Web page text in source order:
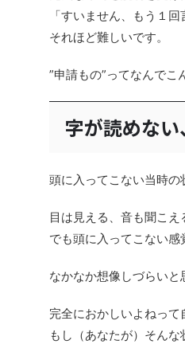
「すいません、もう１
それほど難しいです。
”申請もの”ってなんでこ
字が読めない
頭に入ってこない当時の
目は見える、音も聞こえ
でも頭に入ってこない感
なかなか想像しづらいと
完全におかしいよねって
もし（あなたが）そんな